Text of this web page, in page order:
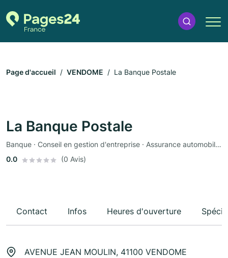
Page d'accueil VENDOME La Banque Postale
La Banque Postale
Banque · Conseil en gestion d'entreprise · Assurance automobile · Assurance
0.0
(0 Avis)
Contact Infos Heures d'ouverture
AVENUE JEAN MOULIN, 41100 VENDOME